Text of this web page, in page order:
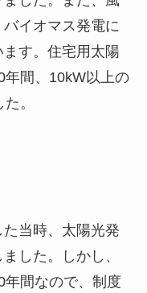
イオマス発電に
す。住宅用太陽
年間、10kW以上の
。
当時、太陽光発
した。しかし、
年間なので、制度